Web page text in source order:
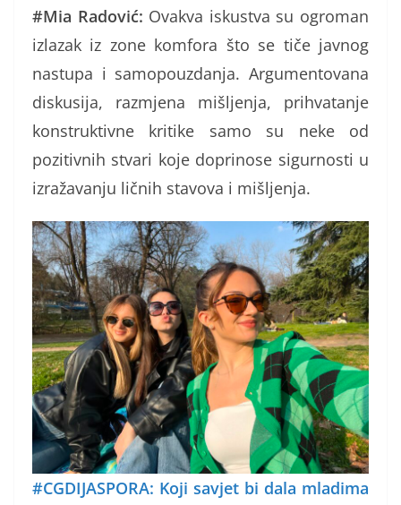
#Mia Radović: Ovakva iskustva su ogroman
izlazak iz zone komfora što se tiče javnog
nastupa i samopouzdanja. Argumentovana
diskusija, razmjena mišljenja, prihvatanje
konstruktivne kritike samo su neke od
pozitivnih stvari koje doprinose sigurnosti u
izražavanju ličnih stavova i mišljenja.
#CGDIJASPORA: Koji savjet bi dala mladima